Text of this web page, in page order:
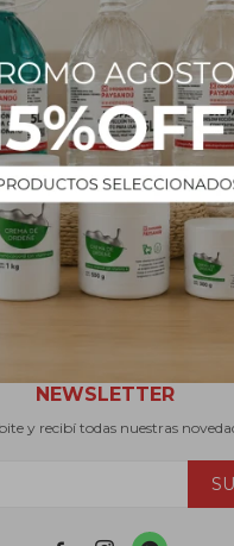
NEWSLETTER
y recibí todas nuestras